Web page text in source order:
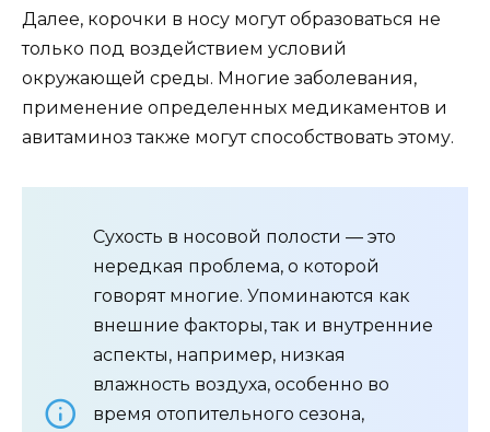
Далее, корочки в носу могут образоваться не
только под воздействием условий
окружающей среды. Многие заболевания,
применение определенных медикаментов и
авитаминоз также могут способствовать этому.
Сухость в носовой полости — это
нередкая проблема, о которой
говорят многие. Упоминаются как
внешние факторы, так и внутренние
аспекты, например, низкая
влажность воздуха, особенно во
время отопительного сезона,